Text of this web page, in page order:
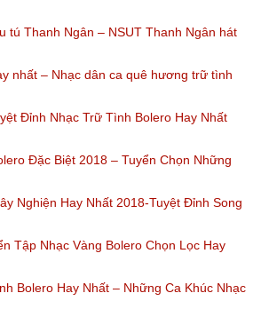
tú Thanh Ngân – NSUT Thanh Ngân hát
nhất – Nhạc dân ca quê hương trữ tình
Đỉnh Nhạc Trữ Tình Bolero Hay Nhất
Đặc Biệt 2018 – Tuyển Chọn Những
Bolero Hay Nhất
Nghiện Hay Nhất 2018-Tuyệt Đỉnh Song
Trang Ngọt Ngào
Tập Nhạc Vàng Bolero Chọn Lọc Hay
Bolero Hay Nhất – Những Ca Khúc Nhạc